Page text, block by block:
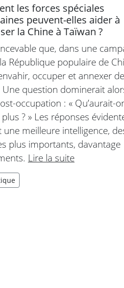
les forces spéciales
peuvent-elles aider à
la Chine à Taïwan ?
que, dans une
République populaire de
occuper et annexer
Une question dominerait
occupation : « Qu’aurait-
? » Les réponses
une meilleure intelligence,
plus importants, davantage
Lire la suite